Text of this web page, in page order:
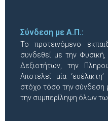
Σύνδεση με Α.Π.:
Το προτεινόμενο
συνδεθεί με την Φυσική,
Δεξιοτήτων, την
Αποτελεί μία
στόχο τόσο την σύνδεση
την συμπερίληψη όλων